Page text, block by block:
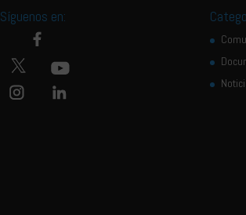
Síguenos en: